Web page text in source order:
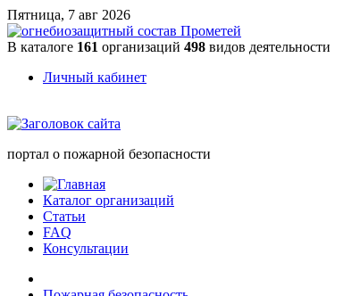
Пятница, 7 авг 2026
В каталоге 161 организаций 498 видов деятельности
Личный кабинет
портал о пожарной безопасности
Каталог организаций
Статьи
FAQ
Консультации